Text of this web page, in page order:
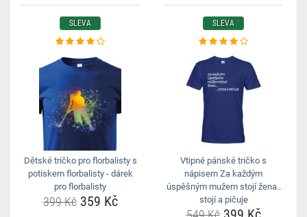
SLEVA
Dětské tričko pro florbalisty s
potiskem florbalisty - dárek
pro florbalisty
399 Kč359 Kč
SLEVA
Vtipné pánské tričko s
nápisem Za každým
úspěšným mužem stojí žena..
stojí a pičuje